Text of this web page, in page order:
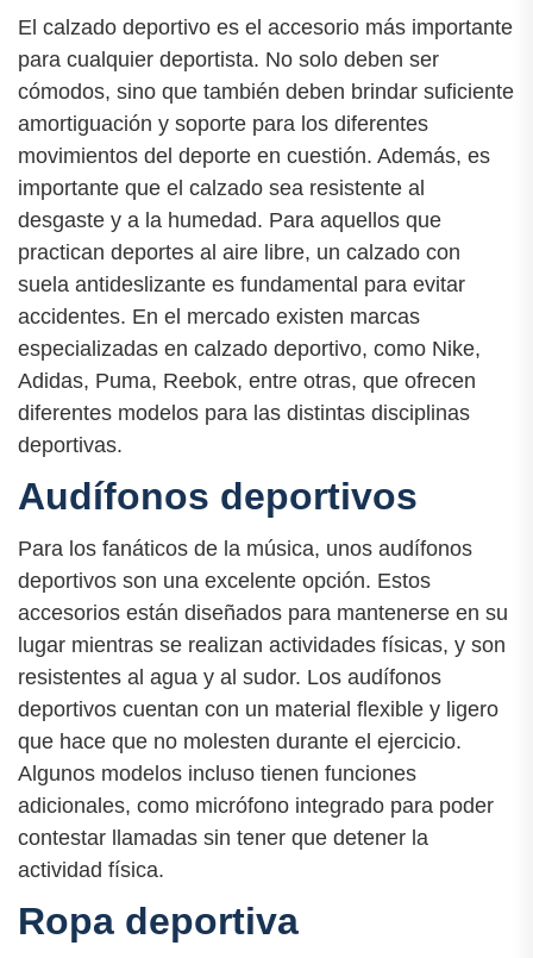
El calzado deportivo es el accesorio más importante
para cualquier deportista. No solo deben ser
cómodos, sino que también deben brindar suficiente
amortiguación y soporte para los diferentes
movimientos del deporte en cuestión. Además, es
importante que el calzado sea resistente al
desgaste y a la humedad. Para aquellos que
practican deportes al aire libre, un calzado con
suela antideslizante es fundamental para evitar
accidentes. En el mercado existen marcas
especializadas en calzado deportivo, como Nike,
Adidas, Puma, Reebok, entre otras, que ofrecen
diferentes modelos para las distintas disciplinas
deportivas.
Audífonos deportivos
Para los fanáticos de la música, unos audífonos
deportivos son una excelente opción. Estos
accesorios están diseñados para mantenerse en su
lugar mientras se realizan actividades físicas, y son
resistentes al agua y al sudor. Los audífonos
deportivos cuentan con un material flexible y ligero
que hace que no molesten durante el ejercicio.
Algunos modelos incluso tienen funciones
adicionales, como micrófono integrado para poder
contestar llamadas sin tener que detener la
actividad física.
Ropa deportiva